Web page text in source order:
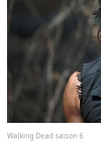
Walking Dead saison 6